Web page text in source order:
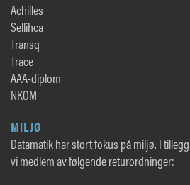
Achilles
Sellihca
Transq
Trace
AAA-diplom
NKOM
MILJØ
Datamatik har stort fokus på miljø. I
vi medlem av følgende returordninger: